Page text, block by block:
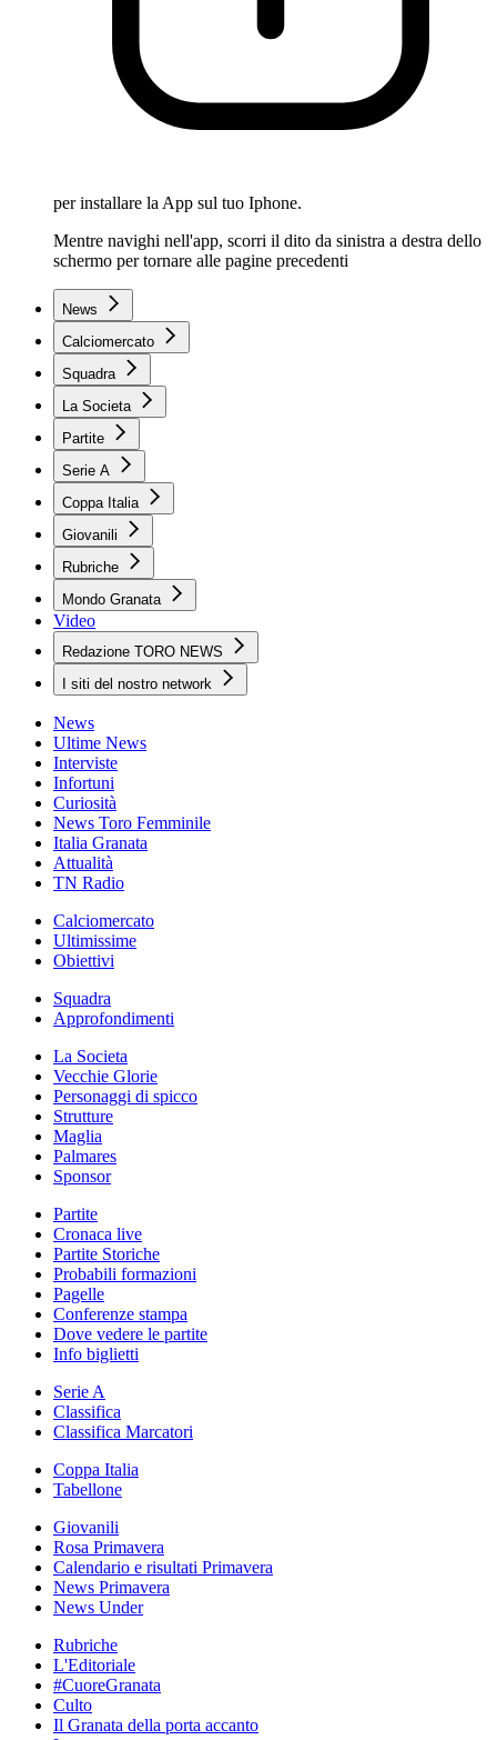
per installare la App sul tuo Iphone.
Mentre navighi nell'app, scorri il dito da sinistra a destra dello
schermo per tornare alle pagine precedenti
News
Calciomercato
Squadra
La Societa
Partite
Serie A
Coppa Italia
Giovanili
Rubriche
Mondo Granata
Video
Redazione TORO NEWS
I siti del nostro network
News
Ultime News
Interviste
Infortuni
Curiosità
News Toro Femminile
Italia Granata
Attualità
TN Radio
Calciomercato
Ultimissime
Obiettivi
Squadra
Approfondimenti
La Societa
Vecchie Glorie
Personaggi di spicco
Strutture
Maglia
Palmares
Sponsor
Partite
Cronaca live
Partite Storiche
Probabili formazioni
Pagelle
Conferenze stampa
Dove vedere le partite
Info biglietti
Serie A
Classifica
Classifica Marcatori
Coppa Italia
Tabellone
Giovanili
Rosa Primavera
Calendario e risultati Primavera
News Primavera
News Under
Rubriche
L'Editoriale
#CuoreGranata
Culto
Il Granata della porta accanto